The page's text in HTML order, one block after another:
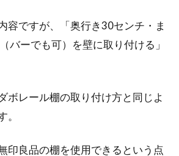
容ですが、「奥行き30センチ・ま
バーでも可）を壁に取り付ける」
ボレール棚の取り付け方と同じよ
。
印良品の棚を使用できるという点